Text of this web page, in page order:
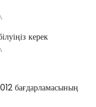
керек
бағдарламасының